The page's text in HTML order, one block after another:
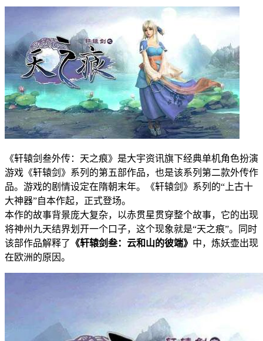
《轩辕剑叁外传：天之痕》是大宇资讯旗下经典单机角色扮演
游戏《轩辕剑》系列的第五部作品，也是该系列第二款外传作
品。游戏的剧情设定在隋朝末年。《轩辕剑》系列的“上古十
大神器”自本作起，正式登场。
本作的故事背景庞大复杂，以赤贯星贯穿整个故事，它的出现
将神州九天结界划开一个口子，这个现象就是“天之痕”。同时
该部作品解释了 《轩辕剑叁：云和山的彼端》 中，炼妖壶出现
在欧洲的原因。